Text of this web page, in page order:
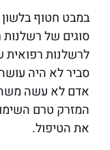
סוגים של
לרשלנות
סביר לא היה
אדם לא עשה
המזרק טרם
את הטיפול.